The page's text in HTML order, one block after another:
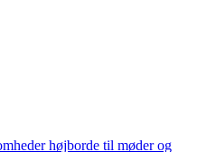
højborde til møder og